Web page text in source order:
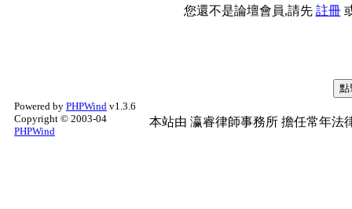
您還不是論壇會員,請先 註冊
Powered by PHPWind v1.3.6
Copyright © 2003-04
PHPWind
本站由 瀛睿律師事務所 擔任常年法